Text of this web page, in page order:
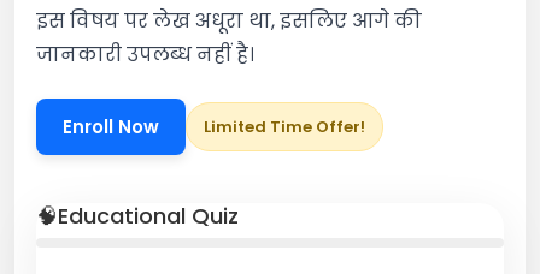
इस विषय पर लेख अधूरा था, इसलिए आगे की
जानकारी उपलब्ध नहीं है।
Enroll Now Limited Time Offer!
🧠Educational Quiz